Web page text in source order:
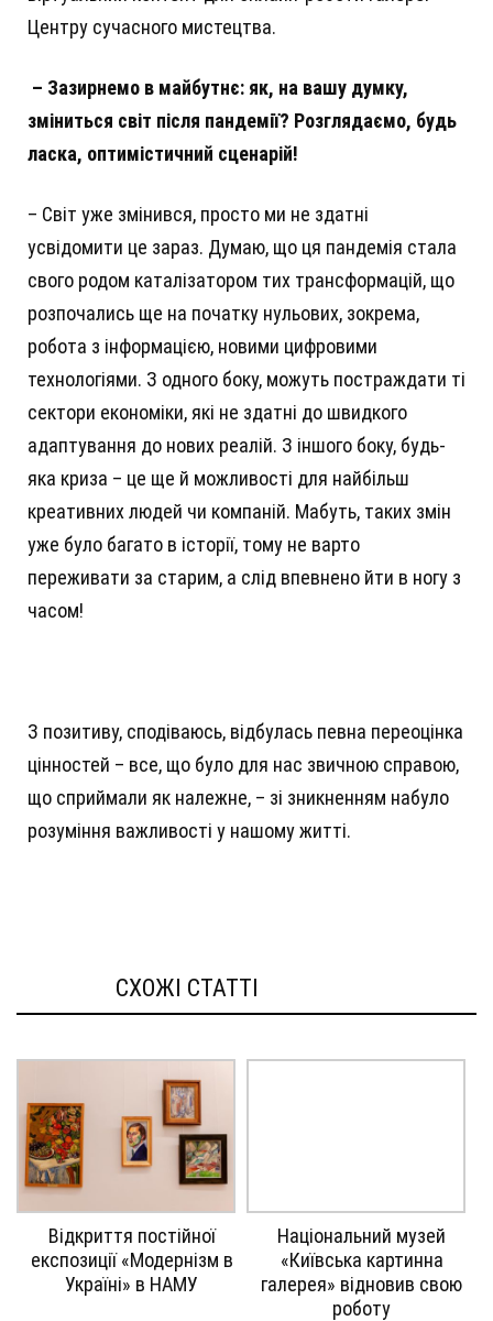
Центру сучасного мистецтва.
– Зазирнемо в майбутнє: як, на вашу думку,
зміниться світ після пандемії? Розглядаємо, будь
ласка, оптимістичний сценарій!
– Світ уже змінився, просто ми не здатні
усвідомити це зараз. Думаю, що ця пандемія стала
свого родом каталізатором тих трансформацій, що
розпочались ще на початку нульових, зокрема,
робота з інформацією, новими цифровими
технологіями. З одного боку, можуть постраждати ті
сектори економіки, які не здатні до швидкого
адаптування до нових реалій. З іншого боку, будь-
яка криза – це ще й можливості для найбільш
креативних людей чи компаній. Мабуть, таких змін
уже було багато в історії, тому не варто
переживати за старим, а слід впевнено йти в ногу з
часом!
З позитиву, сподіваюсь, відбулась певна переоцінка
цінностей – все, що було для нас звичною справою,
що сприймали як належне, – зі зникненням набуло
розуміння важливості у нашому житті.
СХОЖІ СТАТТI
Gallery
image
with
Відкриття постійної
експозиції «Модернізм в
Україні» в НАМУ
Gallery
image
with
caption:
Національний музей
«Київська картинна
галерея» відновив свою
роботу